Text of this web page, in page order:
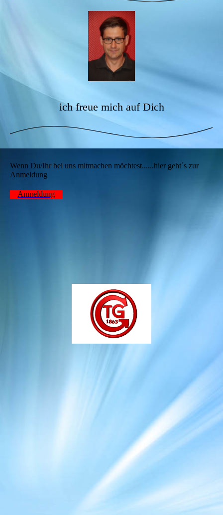
ich freue mich auf Dich
Wenn Du/Ihr bei uns mitmachen möchtest......hier geht´s zur
Anmeldung
Anmeldung